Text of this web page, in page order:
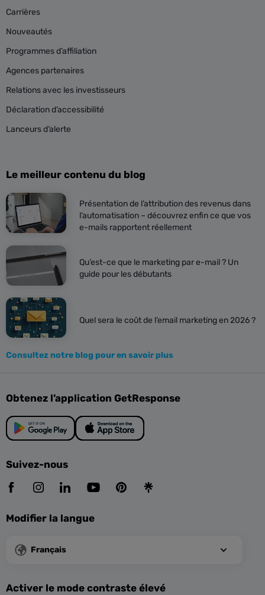
Carrières
Nouveautés
Programmes d’affiliation
Agences partenaires
Relations avec les investisseurs
Déclaration d’accessibilité
Lanceurs d’alerte
Le meilleur contenu du blog
Présentation de l’attribution des revenus dans
l’automatisation – découvrez enfin ce que vos
e-mails rapportent réellement
Qu’est-ce que le marketing par e-mail ? Un
guide pour les débutants
Quel sera le coût de l’email marketing en 2026 ?
Consultez notre blog pour en savoir plus
Obtenez l’application GetResponse
Suivez-nous
Modifier la langue
Français
Activer le mode contraste élevé